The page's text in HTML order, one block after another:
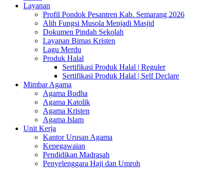
Layanan
Profil Pondok Pesantren Kab. Semarang 2026
Alih Fungsi Musola Menjadi Masjid
Dokumen Pindah Sekolah
Layanan Bimas Kristen
Lagu Merdu
Produk Halal
Sertifikasi Produk Halal | Reguler
Sertifikasi Produk Halal | Self Declare
Mimbar Agama
Agama Budha
Agama Katolik
Agama Kristen
Agama Islam
Unit Kerja
Kantor Urusan Agama
Kepegawaian
Pendidikan Madrasah
Penyelenggara Haji dan Umroh